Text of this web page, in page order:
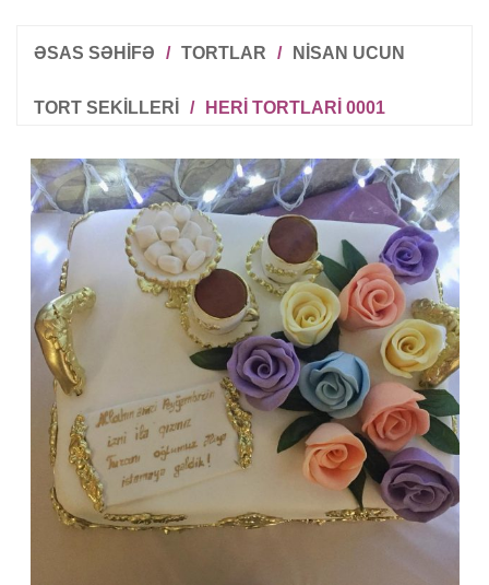
ƏSAS SƏHİFƏ / TORTLAR / NISAN UCUN
TORT SEKILLERI / HERI TORTLARI 0001